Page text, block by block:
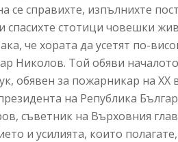
се справихте, изпълнихте
спасихте стотици човешки
че хората да усетят по-
Николов. Той обяви
обявен за пожарникар на XX
на Република
съветник на Върховния
и усилията, които